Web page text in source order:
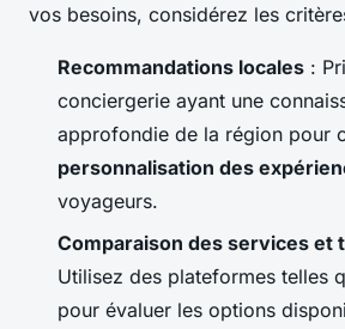
vos besoins, considérez les
Recommandations locales :
conciergerie ayant une
approfondie de la région pour
personnalisation des
voyageurs.
Comparaison des services et
Utilisez des plateformes telles
pour évaluer les options